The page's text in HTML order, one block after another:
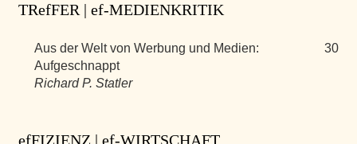
TRefFER | ef-MEDIENKRITIK
Aus der Welt von Werbung und Medien:
Aufgeschnappt
Richard P. Statler
30
efFIZIENZ | ef-WIRTSCHAFT